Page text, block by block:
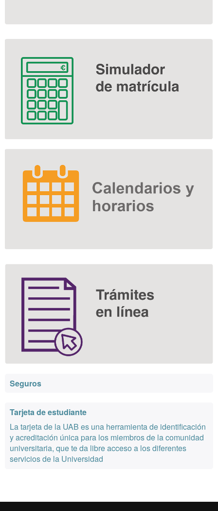
Seguros
Tarjeta de estudiante
La tarjeta de la UAB es una herramienta de identificación
y acreditación única para los miembros de la comunidad
universitaria, que te da libre acceso a los diferentes
servicios de la Universidad